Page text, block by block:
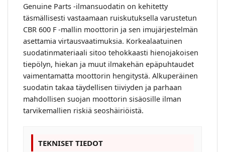
Genuine Parts -ilmansuodatin on kehitetty
täsmällisesti vastaamaan ruiskutuksella varustetun
CBR 600 F -mallin moottorin ja sen imujärjestelmän
asettamia virtausvaatimuksia. Korkealaatuinen
suodatinmateriaali sitoo tehokkaasti hienojakoisen
tiepölyn, hiekan ja muut ilmakehän epäpuhtaudet
vaimentamatta moottorin hengitystä. Alkuperäinen
suodatin takaa täydellisen tiiviyden ja parhaan
mahdollisen suojan moottorin sisäosille ilman
tarvikemallien riskiä seoshäiriöistä.
TEKNISET TIEDOT